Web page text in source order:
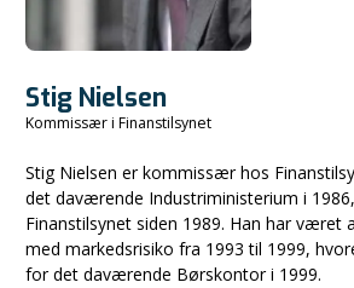
Stig Nielsen
Kommissær i Finanstilsynet
Stig Nielsen er kommissær hos
det daværende Industriministerium i
Finanstilsynet siden 1989. Han har været
med markedsrisiko fra 1993 til 1999,
for det daværende Børskontor i 1999.